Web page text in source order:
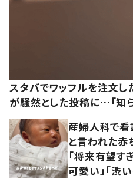
スタバでワッフルを注文し
が騒然とした投稿に…「知
産婦人科で看
と言われた
「将来有望す
可愛い」「渋い